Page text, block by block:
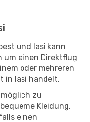
und Iasi kann
um einen Direktflug
oder mehreren
in Iasi handelt.
möglich zu
Kleidung,
einen